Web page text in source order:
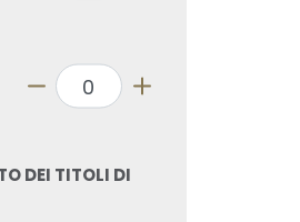
DEI TITOLI DI